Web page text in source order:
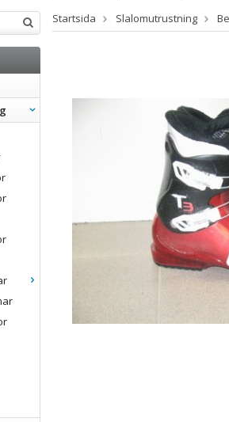
Startsida Slalomutrustning